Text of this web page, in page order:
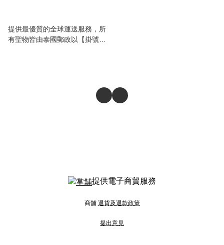
提供最優質的全球運送服務，所
有聖物皆由泰國郵政以【掛號空
提供電子商貿服務
商舖 退貨及退款政策
提出意見